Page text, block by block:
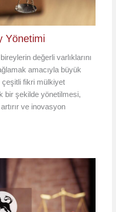
Yönetimi
değerli varlıklarını
amacıyla büyük
çeşitli fikri mülkiyet
bir şekilde yönetilmesi,
ve inovasyon